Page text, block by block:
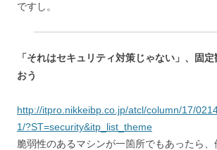
ですし。
「それはセキュリティ対策じゃない」、固
おう
http://itpro.nikkeibp.co.jp/atcl/column/17/
1/?ST=security&itp_list_theme
脆弱性のあるマシンが一箇所でもあったら